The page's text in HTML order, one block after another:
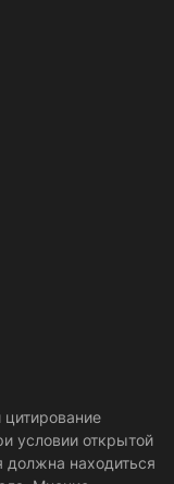
условии открытой
должна находиться